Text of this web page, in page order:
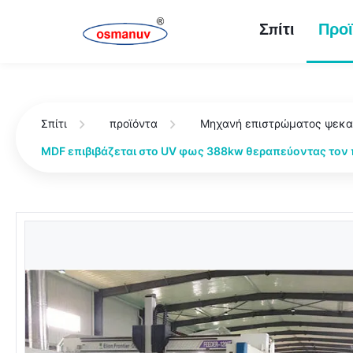
Σπίτι
Σπίτι προϊόντα Μηχανή επιστρώματος
MDF επιβιβάζεται στο UV φως 388kw θεραπεύοντας